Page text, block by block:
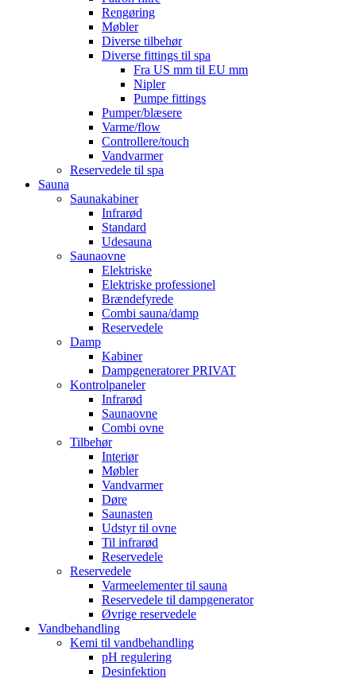
Rengøring
Møbler
Diverse tilbehør
Diverse fittings til spa
Fra US mm til EU mm
Nipler
Pumpe fittings
Pumper/blæsere
Varme/flow
Controllere/touch
Vandvarmer
Reservedele til spa
Sauna
Saunakabiner
Infrarød
Standard
Udesauna
Saunaovne
Elektriske
Elektriske professionel
Brændefyrede
Combi sauna/damp
Reservedele
Damp
Kabiner
Dampgeneratorer PRIVAT
Kontrolpaneler
Infrarød
Saunaovne
Combi ovne
Tilbehør
Interiør
Møbler
Vandvarmer
Døre
Saunasten
Udstyr til ovne
Til infrarød
Reservedele
Reservedele
Varmeelementer til sauna
Reservedele til dampgenerator
Øvrige reservedele
Vandbehandling
Kemi til vandbehandling
pH regulering
Desinfektion